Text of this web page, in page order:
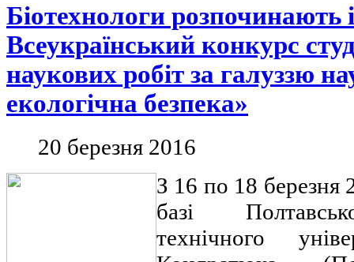
Біотехнологи розпочинають
Всеукраїнський конкурс
наукових робіт за галуззю
екологічна безпека»
20 березня 2016
З 16 по 18 березня
базі
технічного